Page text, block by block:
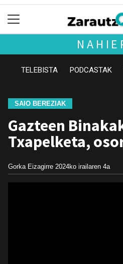
TELEBISTA PODCASTAK
SAIO BEREZIAK
Gazteen
Txapelketa,
Gorka Eizagirre 2024ko irailaren 4a